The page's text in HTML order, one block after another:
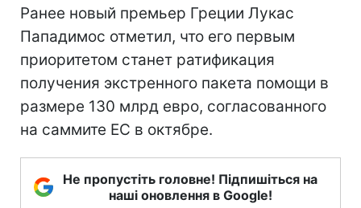
Ранее новый премьер Греции Лукас
Пападимос отметил, что его первым
приоритетом станет ратификация
получения экстренного пакета помощи в
размере 130 млрд евро, согласованного
на саммите ЕС в октябре.
Не пропустіть головне! Підпишіться на
наші оновлення в Google!